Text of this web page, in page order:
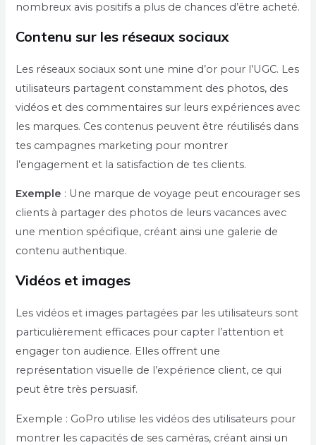
nombreux avis positifs a plus de chances d’être acheté.
Contenu sur les réseaux sociaux
Les réseaux sociaux sont une mine d’or pour l’UGC. Les
utilisateurs partagent constamment des photos, des
vidéos et des commentaires sur leurs expériences avec
les marques. Ces contenus peuvent être réutilisés dans
tes campagnes marketing pour montrer
l’engagement et la satisfaction de tes clients.
Exemple : Une marque de voyage peut encourager ses
clients à partager des photos de leurs vacances avec
une mention spécifique, créant ainsi une galerie de
contenu authentique.
Vidéos et images
Les vidéos et images partagées par les utilisateurs sont
particulièrement efficaces pour capter l’attention et
engager ton audience. Elles offrent une
représentation visuelle de l’expérience client, ce qui
peut être très persuasif.
Exemple : GoPro utilise les vidéos des utilisateurs pour
montrer les capacités de ses caméras, créant ainsi un